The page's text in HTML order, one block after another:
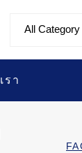
All Category
รา